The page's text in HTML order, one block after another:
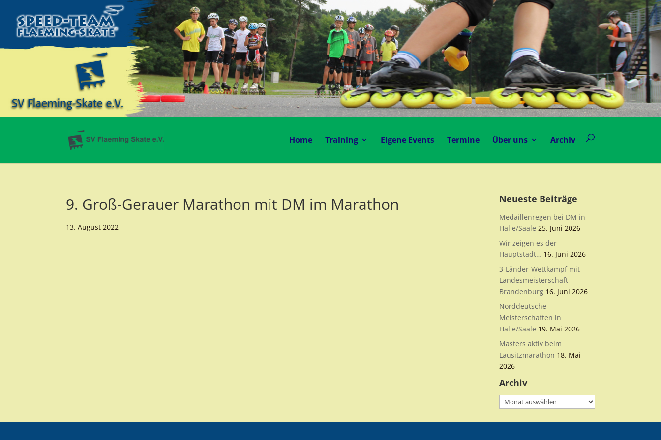
Home Training Eigene Events Termine Über uns Archiv
9. Groß-Gerauer Marathon mit DM im Marathon
13. August 2022
Neueste Beiträge
Medaillenregen bei DM in
Halle/Saale 25. Juni 2026
Wir zeigen es der
Hauptstadt… 16. Juni 2026
3-Länder-Wettkampf mit
Landesmeisterschaft
Brandenburg 16. Juni 2026
Norddeutsche
Meisterschaften in
Halle/Saale 19. Mai 2026
Masters aktiv beim
Lausitzmarathon 18. Mai
2026
Archiv
Archiv